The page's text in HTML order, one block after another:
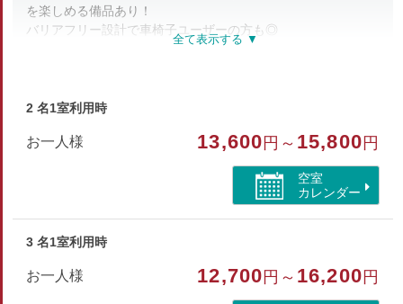
を楽しめる備品あり！
バリアフリー設計で車椅子ユーザーの方も◎
wifi完備/ 空気清浄機設置/ 脱衣所と洗面台別々/ 建物横に駐車
※タオル・バスタオル・ハブラシ・寝間着は備え付けておりま
※添寝のお子様を含め6名様までのご利用とさせていただきま
部屋種別
コテージ・棟
部屋特徴
2 名1室利用時
お一人様 13,600 円～ 15,800 円
空室
カレンダー
3 名1室利用時
お一人様 12,700 円～ 16,200 円